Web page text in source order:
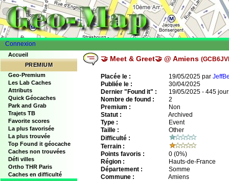
Connexion
Accueil
PREMIUM
Geo-Premium
Les Lab Caches
Attributs
Quick Géocaches
Park and Grab
Trajets TB
Favorite scores
La plus favorisée
La plus trouvée
Top Found it géocache
Caches non trouvées
Défi villes
Ortho THR Paris
Caches en difficulté
🤝 Meet & Greet🤝 @ Amiens
Placée le : 19/05/2025 par
Publiée le :
30/04/2025
Dernier "Found it" :
19/05/2025 - 445
Nombre de found :
2
Premium :
Non
Statut :
Archived
Type :
Event
Taille :
Other
Difficulté :
Terrain :
Points favoris :
0 (0%)
Région :
Hauts-de-France
Département :
Somme
Commune :
Amiens